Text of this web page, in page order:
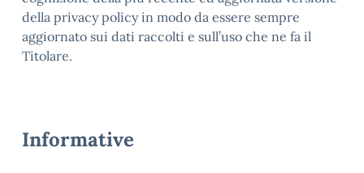
della privacy policy in modo da essere sempre
aggiornato sui dati raccolti e sull’uso che ne fa il
Titolare.
Informative